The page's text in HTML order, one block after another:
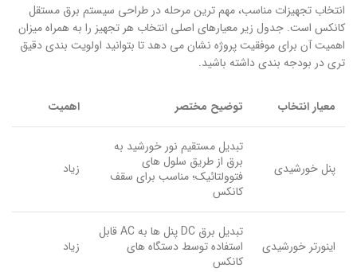
انتخاب تجهیزات مناسب، مهم ترین مرحله در طراحی سیستم برق مستقل
کانکس است. جدول زیر معیارهای اصلی انتخاب هر تجهیز را به همراه میزان
اهمیت آن برای موفقیت پروژه نشان می دهد تا بتوانید اولویت بندی دقیق
تری در بودجه بندی داشته باشید.
معیار انتخاب توضیح مختصر اهمیت
پنل خورشیدی
تبدیل مستقیم نور خورشید به
برق از طریق سلول های
فتوولتائیک؛ مناسب برای سقف
کانکس
زیاد
اینورتر خورشیدی
تبدیل برق DC پنل ها به AC قابل
استفاده توسط دستگاه های
کانکس
زیاد